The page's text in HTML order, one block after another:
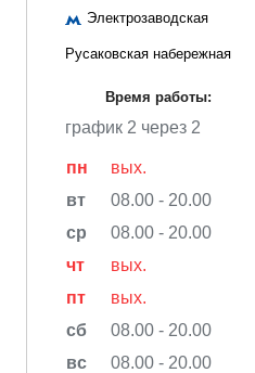
Электрозаводская
Русаковская набережная
Время работы:
график 2 через 2
пн
вых.
вт
08.00 - 20.00
ср
08.00 - 20.00
чт
вых.
пт
вых.
сб
08.00 - 20.00
вс
08.00 - 20.00